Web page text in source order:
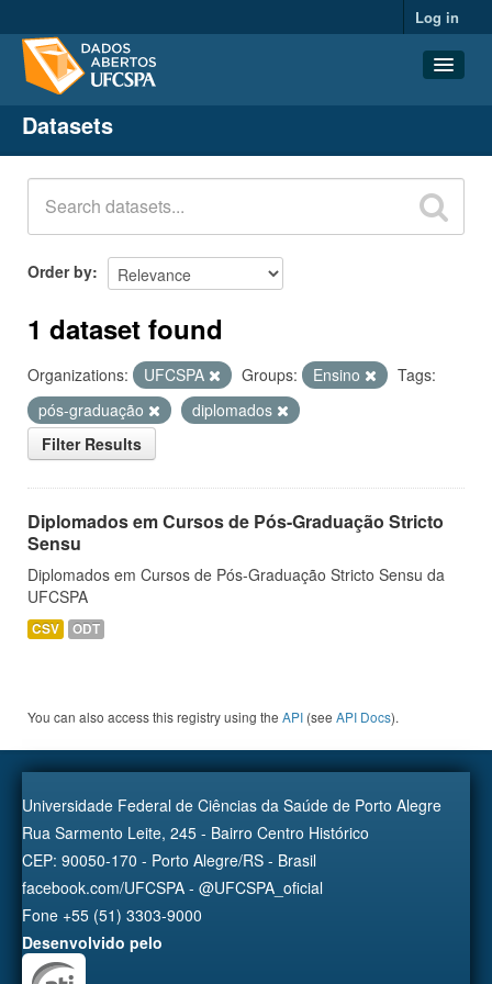
Log in
Datasets
Organizations
Groups
About
Datasets
Order by
1 dataset found
Organizations: UFCSPA Groups: Ensino
Tags:
pós-graduação
diplomados
Filter Results
Diplomados em Cursos de Pós-Graduação Stricto
Sensu
Diplomados em Cursos de Pós-Graduação Stricto Sensu da
UFCSPA
CSV ODT
You can also access this registry using the API (see API Docs).
Universidade Federal de Ciências da Saúde de Porto Alegre
Rua Sarmento Leite, 245 - Bairro Centro Histórico
CEP: 90050-170 - Porto Alegre/RS - Brasil
facebook.com/UFCSPA - @UFCSPA_oficial
Fone +55 (51) 3303-9000
Desenvolvido pelo